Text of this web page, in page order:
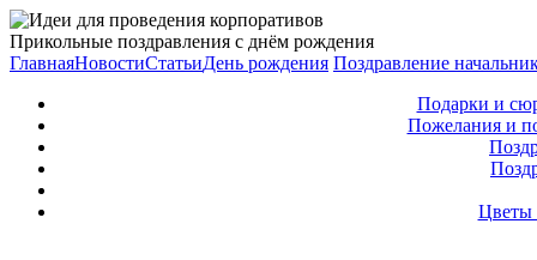
Прикольные поздравления с днём рождения
ГлавнаяНовостиСтатьиДень рождения Поздравление
Подарки и
Пожелания и
Цветы